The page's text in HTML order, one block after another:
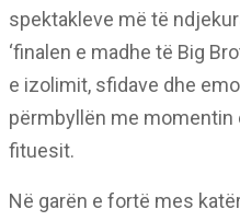
spektakleve më të
‘finalen e madhe të Big
e izolimit, sfidave dhe
përmbyllën me
fituesit.
Në garën e fortë mes